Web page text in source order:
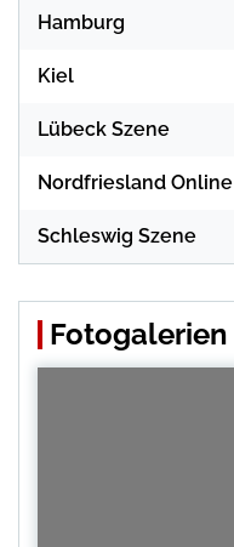
Hamburg
Kiel
Lübeck Szene
Nordfriesland Online
Schleswig Szene
Fotogalerien